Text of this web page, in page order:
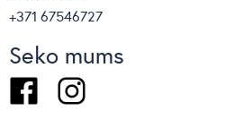
+371 67546727
Seko mums
FacebookInstagram